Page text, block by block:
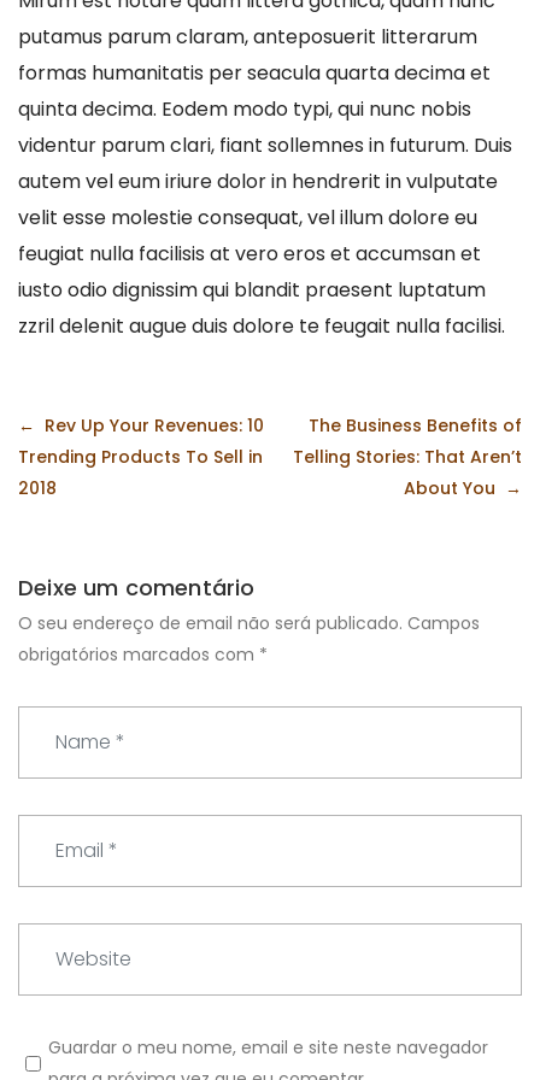
putamus parum claram, anteposuerit litterarum
formas humanitatis per seacula quarta decima et
quinta decima. Eodem modo typi, qui nunc nobis
videntur parum clari, fiant sollemnes in futurum. Duis
autem vel eum iriure dolor in hendrerit in vulputate
velit esse molestie consequat, vel illum dolore eu
feugiat nulla facilisis at vero eros et accumsan et
iusto odio dignissim qui blandit praesent luptatum
zzril delenit augue duis dolore te feugait nulla facilisi.
Navegação
de
artigos
Rev Up Your Revenues: 10
Trending Products To Sell in
2018
The Business Benefits of
Telling Stories: That Aren’t
About You
Deixe um comentário
O seu endereço de email não será publicado. Campos
obrigatórios marcados com *
m
e
a
i
b
Guardar o meu nome, email e site neste navegador